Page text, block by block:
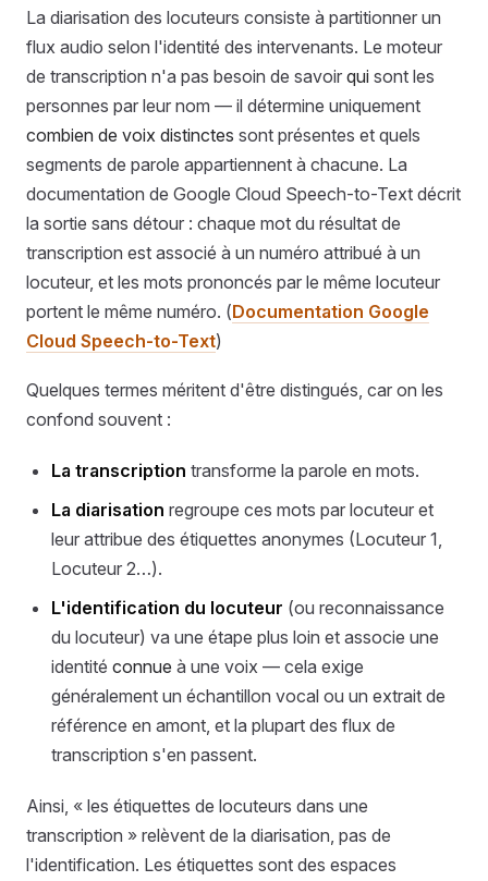
La diarisation des locuteurs consiste à partitionner un
flux audio selon l'identité des intervenants. Le moteur
de transcription n'a pas besoin de savoir qui sont les
personnes par leur nom — il détermine uniquement
combien de voix distinctes sont présentes et quels
segments de parole appartiennent à chacune. La
documentation de Google Cloud Speech-to-Text décrit
la sortie sans détour : chaque mot du résultat de
transcription est associé à un numéro attribué à un
locuteur, et les mots prononcés par le même locuteur
portent le même numéro. (Documentation Google
Cloud Speech-to-Text)
Quelques termes méritent d'être distingués, car on les
confond souvent :
La transcription transforme la parole en mots.
La diarisation regroupe ces mots par locuteur et
leur attribue des étiquettes anonymes (Locuteur 1,
Locuteur 2…).
L'identification du locuteur (ou reconnaissance
du locuteur) va une étape plus loin et associe une
identitéconnue à une voix — cela exige
généralement un échantillon vocal ou un extrait de
référence en amont, et la plupart des flux de
transcription s'en passent.
Ainsi, « les étiquettes de locuteurs dans une
transcription » relèvent de la diarisation, pas de
l'identification. Les étiquettes sont des espaces